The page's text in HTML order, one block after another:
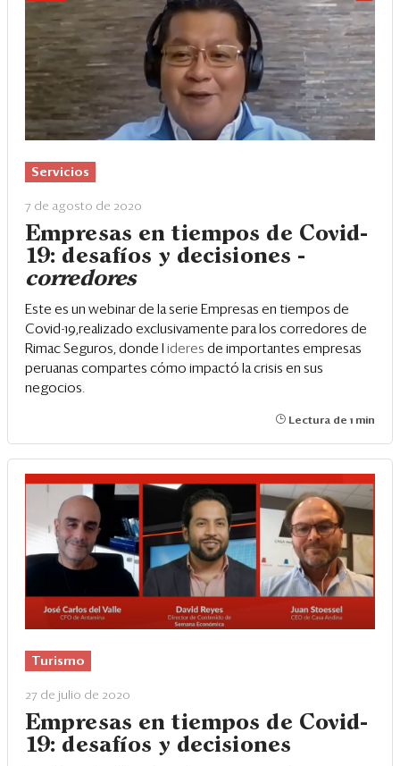
Servicios
7 de agosto de 2020
Empresas en tiempos de Covid-
19: desafíos y decisiones -
corredores
Este es un webinar de la serie Empresas en tiempos de
Covid-19,realizado exclusivamente para los corredores de
Rimac Seguros, donde l ideres de importantes empresas
peruanas compartes cómo impactó la crisis en sus
negocios.
Lectura de 1 min
Turismo
27 de julio de 2020
Empresas en tiempos de Covid-
19: desafíos y decisiones